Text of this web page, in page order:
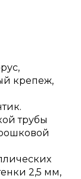
крепеж,
трубы
2,5 мм,